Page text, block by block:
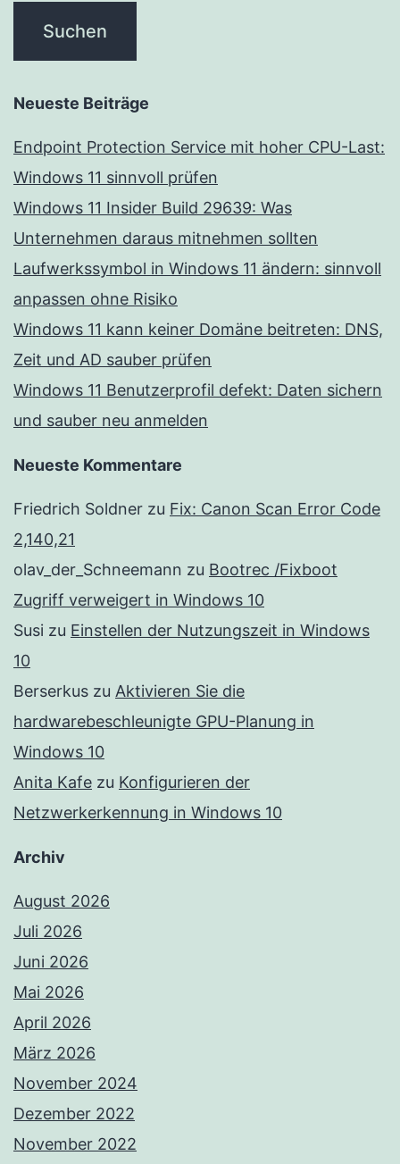
Neueste Beiträge
Endpoint Protection Service mit hoher CPU-Last:
Windows 11 sinnvoll prüfen
Windows 11 Insider Build 29639: Was
Unternehmen daraus mitnehmen sollten
Laufwerkssymbol in Windows 11 ändern: sinnvoll
anpassen ohne Risiko
Windows 11 kann keiner Domäne beitreten: DNS,
Zeit und AD sauber prüfen
Windows 11 Benutzerprofil defekt: Daten sichern
und sauber neu anmelden
Neueste Kommentare
Friedrich Soldner zu Fix: Canon Scan Error Code
2,140,21
olav_der_Schneemann zu Bootrec /Fixboot
Zugriff verweigert in Windows 10
Susi zu Einstellen der Nutzungszeit in Windows
10
Berserkus zu Aktivieren Sie die
hardwarebeschleunigte GPU-Planung in
Windows 10
Anita Kafe zu Konfigurieren der
Netzwerkerkennung in Windows 10
Archiv
August 2026
Juli 2026
Juni 2026
Mai 2026
April 2026
März 2026
November 2024
Dezember 2022
November 2022